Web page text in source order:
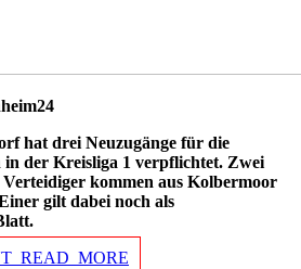
hat drei Neuzugänge für die
in der Kreisliga 1 verpflichtet. Zwei
kommen aus Kolbermoor
gilt dabei noch als